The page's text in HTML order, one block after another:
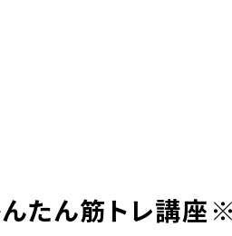
んたん筋トレ講